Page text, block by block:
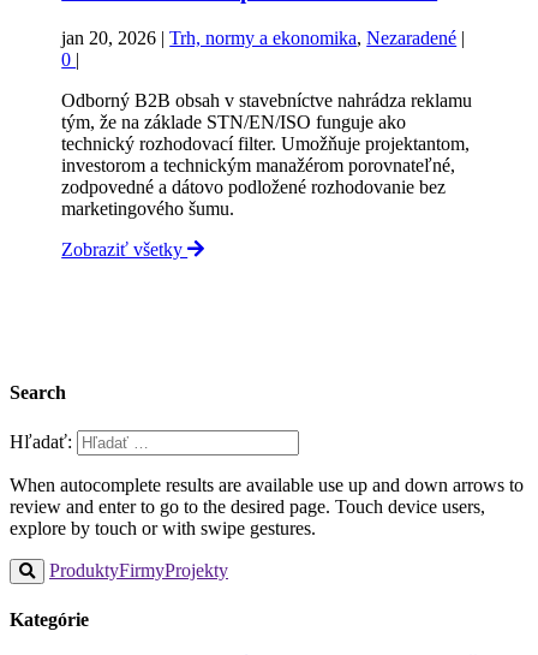
jan 20, 2026 |Trh, normy a ekonomika,Nezaradené |
0 |
Odborný B2B obsah v stavebníctve nahrádza reklamu
tým, že na základe STN/EN/ISO funguje ako
technický rozhodovací filter. Umožňuje projektantom,
investorom a technickým manažérom porovnateľné,
zodpovedné a dátovo podložené rozhodovanie bez
marketingového šumu.
Zobraziť všetky
Search
Hľadať:
When autocomplete results are available use up and down arrows to
review and enter to go to the desired page. Touch device users,
explore by touch or with swipe gestures.
ProduktyFirmyProjekty
Kategórie